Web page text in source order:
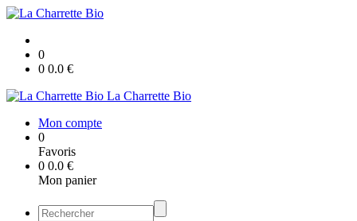
0
0 0.0 €
La Charrette Bio
Mon compte
0
Favoris
0 0.0 €
Mon panier